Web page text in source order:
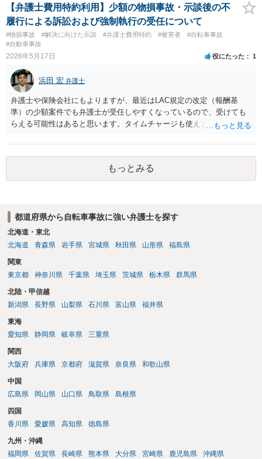
その上で、自転車の時価より、修理費用の方が高額であれば、経済的
全損として、自転車の時価を限度としたお支払しかする必要はありま
せん。しかも、そこに当方の過失割合をかけることになります。 要す
るに、相手の自転車の時価が５万円で、修理費用が１０万円、当方の
過失割合が５割（つまり相手方の過失割合が５割）の場合、 物損とし
同等の中古品が市場でいくらで取引をされているかを、インターネッ
ト等で調べるしかありません。 当方にも物損が生じており、かつ当方
の過失割合が１０割でない限りは、修理費用を請求することが可能で
す。 例えば、原付の時価が２０万円で、修理費用が１０万円、当方の
過失割合が５割の場合、当方は、物損として５万円を請求できること
０００円を請求していくことになるでしょう。
​【弁護士費用特約利用】少額の物損事故・示談後の不
履行による訴訟および強制執行の受任について
#物損事故 #解決に向けた示談 #弁護士費用特約 #被害者
#自転車事故
#自動車事故
2026年5月17日 役にたった 1
浜田 宏 弁護士
弁護士や保険会社にもよりますが、最近はLAC規定の改定（報酬基
準）の少額案件でも弁護士が受任しやすくなっているので、受けても
らえる可能性はあると思います。タイムチャージも使えます。また、
すので、保険会社にその点もお尋ねになっては如何でしょうか。
もっとみる
都道府県から自転車事故に強い弁護士を探す
北海道・東北
北海道
青森県 岩手県 宮城県 秋田県 山形県 福島県
関東
東京都
神奈川県 千葉県 埼玉県 茨城県 栃木県 群馬県
北陸・甲信越
新潟県
長野県 山梨県 石川県 富山県 福井県
東海
愛知県
静岡県 岐阜県 三重県
関西
大阪府
兵庫県 京都府 滋賀県 奈良県 和歌山県
中国
広島県
岡山県 山口県 鳥取県 島根県
四国
香川県
愛媛県 高知県 徳島県
九州・沖縄
福岡県
佐賀県 長崎県 熊本県 大分県 宮崎県 鹿児島県 沖縄県